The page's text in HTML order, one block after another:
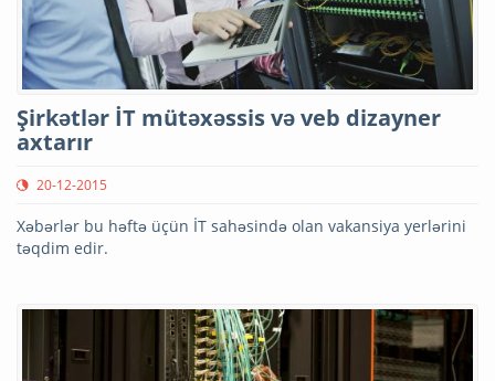
Şirkətlər İT mütəxəssis və veb dizayner
axtarır
20-12-2015
Xəbərlər bu həftə üçün İT sahəsində olan vakansiya yerlərini
təqdim edir.